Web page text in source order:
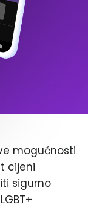
mogućnosti
cijeni
sigurno